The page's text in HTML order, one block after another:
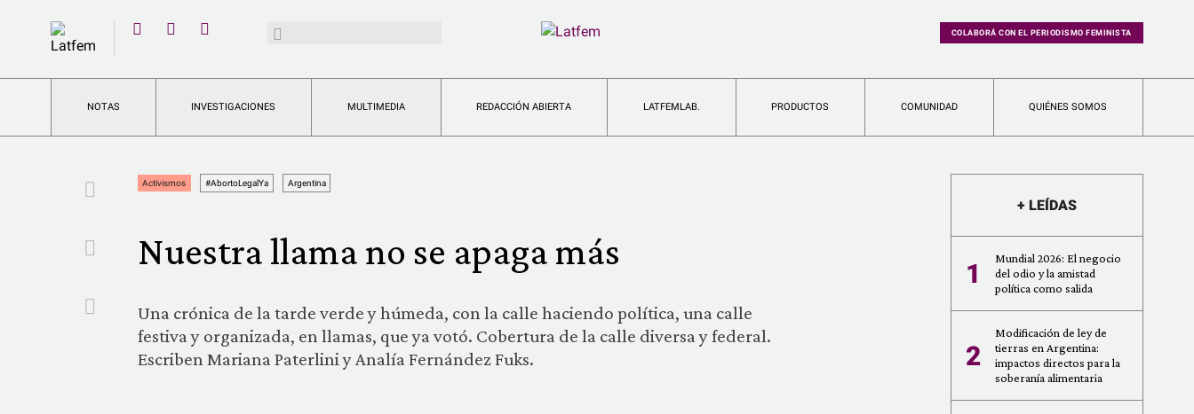
YouTubeBuscar: COLABORÁ CON EL PERIODISMO FEMINISTA
NOTAS INVESTIGACIONES MULTIMEDIA REDACCIÓN ABIERTA LATFEMLAB. PRODUCTOS COMUNIDAD QUIÉNES SOMOS
Facebook
Twitter
Email
Activismos #AbortoLegalYa Argentina
Nuestra llama no se apaga más
Una crónica de la tarde verde y húmeda, con la calle haciendo política, una calle
festiva y organizada, en llamas, que ya votó. Cobertura de la calle diversa y federal.
Escriben Mariana Paterlini y Analía Fernández Fuks.
+ LEÍDAS
1
Mundial 2026: El negocio
del odio y la amistad
política como salida
2
Modificación de ley de
tierras en Argentina:
impactos directos para la
soberanía alimentaria